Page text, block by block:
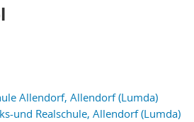
Allendorf, Allendorf (Lumda)
und Realschule, Allendorf (Lumda)